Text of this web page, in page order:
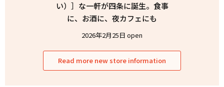
い）］な一軒が四条に誕生。食事
に、お酒に、夜カフェにも
2026年2月25日 open
Read more new store information